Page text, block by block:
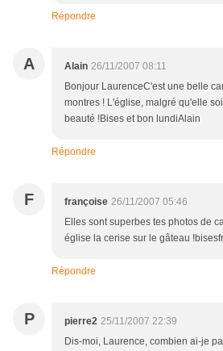
Répondre
A Alain 26/11/2007 08:11
Bonjour LaurenceC'est une belle
montres ! L'église, malgré qu'elle
beauté !Bises et bon lundiAlain
Répondre
F françoise 26/11/2007 05:46
Elles sont superbes tes photos de
église la cerise sur le gâteau
Répondre
P pierre2 25/11/2007 22:39
Dis-moi, Laurence, combien ai-je